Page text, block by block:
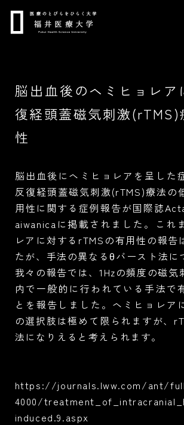
PROJECT ALL
CONTACT
脳出血後のヘミヒョレア
復経頭蓋磁気刺激(rTMS)
性
脳出血後にヘミヒョレアを呈した
反復経頭蓋磁気刺激(rTMS)療法の
用性に関する症例報告が国際誌
aiwanicaに掲載されました。これ
レアに対するrTMSの有用性の報告
たが、手法の異なるθバースト法に
我々の報告では、1Hzの頻度の磁気
内で一般的に行われている手法で
とを報告しました。ヘミヒョレア
の選択肢は極めて限られますが、
法になりえると考えられます。
https://journals.lww.com/ant/
4000/
induced.9.aspx